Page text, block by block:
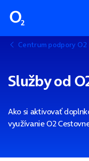
Centrum podpory O2
Služby od
Ako si aktivovať
využívanie O2